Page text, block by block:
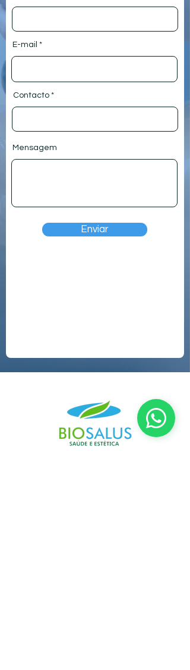
E-mail
Contacto
Mensagem
Enviar